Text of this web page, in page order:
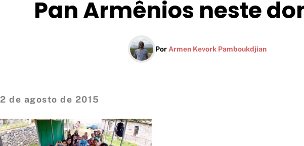
Pan Armênios neste
Por Armen Kevork Pamboukdjian
2 de agosto de 2015